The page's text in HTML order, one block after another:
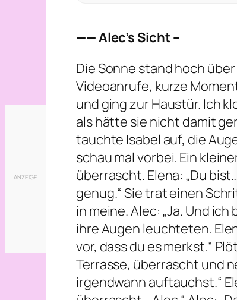
—— Alec’s Sicht –
Die Sonne stand hoch
Videoanrufe, kurze
und ging zur Haustür. Ich
als hätte sie nicht damit
tauchte Isabel auf, die
schau mal vorbei. Ein
überrascht. Elena: „Du
genug.“ Sie trat einen
in meine. Alec: „Ja. Und
ihre Augen leuchteten.
vor, dass du es merkst.“
Terrasse, überrascht und
irgendwann auftauchst.“